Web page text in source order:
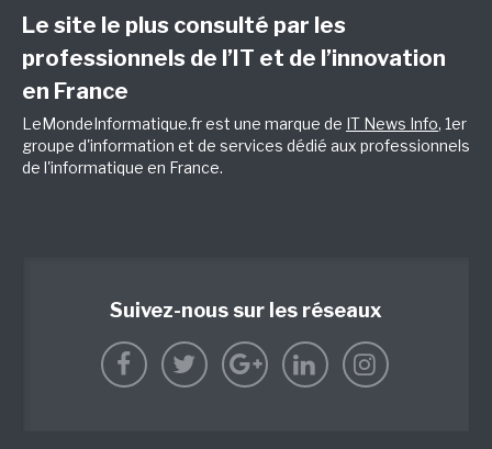
Le site le plus consulté par les
professionnels de l’IT et de l’innovation
en France
LeMondeInformatique.fr est une marque de IT News Info, 1er
groupe d'information et de services dédié aux professionnels
de l'informatique en France.
Suivez-nous sur les réseaux